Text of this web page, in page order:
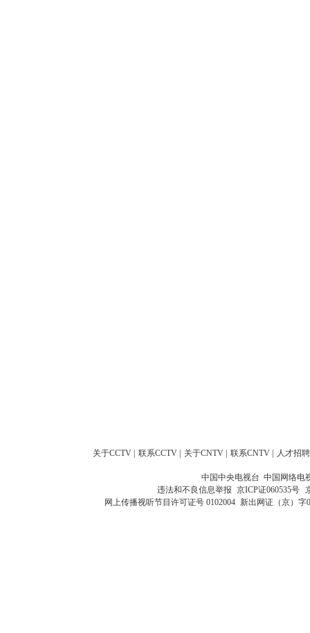
关于CCTV 联系CCTV 关于CNTV 联系CNTV 人才招聘
中国中央电视台 中国网络电
违法和不良信息举报 京ICP证060535号
网上传播视听节目许可证号 0102004 新出网证（京）